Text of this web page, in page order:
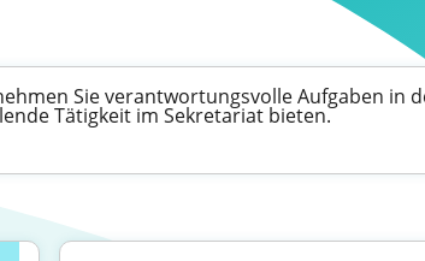
Sie verantwortungsvolle Aufgaben in
Tätigkeit im Sekretariat bieten.